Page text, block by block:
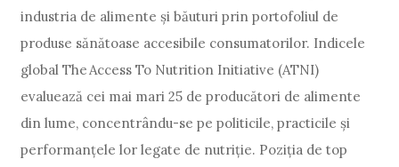
industria de alimente și băuturi prin portofoliul de
produse sănătoase accesibile consumatorilor. Indicele
global The Access To Nutrition Initiative (ATNI)
evaluează cei mai mari 25 de producători de alimente
din lume, concentrându-se pe politicile, practicile și
performanțele lor legate de nutriție. Poziția de top